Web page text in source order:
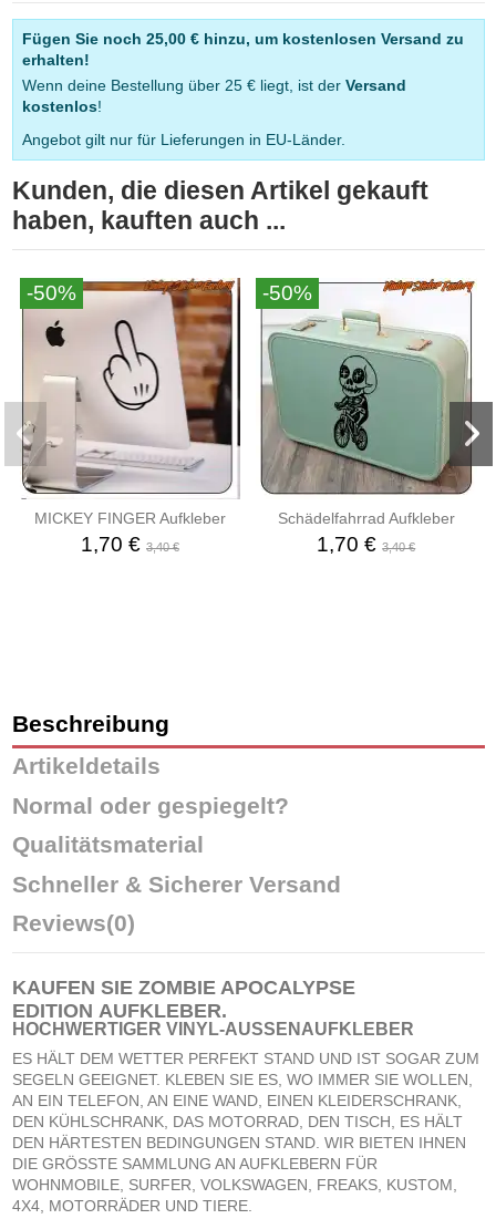
Fügen Sie noch 25,00 €hinzu, um kostenlosen Versand zu
erhalten!
Wenn deine Bestellung über 25 € liegt, ist der Versand
kostenlos!
Angebot gilt nur für Lieferungen in EU-Länder.
Kunden, die diesen Artikel gekauft
haben, kauften auch ...
-50%
MICKEY FINGER Aufkleber
1,70 € 3,40 €
-50%
Schädelfahrrad Aufkleber
1,70 €3,40 €
Beschreibung
Artikeldetails
Normal oder gespiegelt?
Qualitätsmaterial
Schneller & Sicherer Versand
Reviews(0)
KAUFEN SIE ZOMBIE APOCALYPSE
EDITION AUFKLEBER.
HOCHWERTIGER VINYL-AUSSENAUFKLEBER
ES HÄLT DEM WETTER PERFEKT STAND UND IST SOGAR ZUM
SEGELN GEEIGNET. KLEBEN SIE ES, WO IMMER SIE WOLLEN,
AN EIN TELEFON, AN EINE WAND, EINEN KLEIDERSCHRANK,
DEN KÜHLSCHRANK, DAS MOTORRAD, DEN TISCH, ES HÄLT
DEN HÄRTESTEN BEDINGUNGEN STAND. WIR BIETEN IHNEN
DIE GRÖSSTE SAMMLUNG AN AUFKLEBERN FÜR
WOHNMOBILE, SURFER, VOLKSWAGEN, FREAKS, KUSTOM,
4X4, MOTORRÄDER UND TIERE.